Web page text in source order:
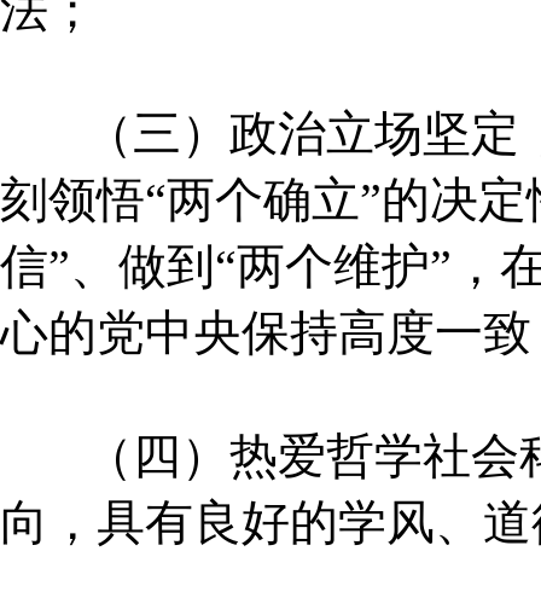
（三）政治立场坚定
刻领悟“两个确立”的决
信”、做到“两个维护”，
心的党中央保持高度一
（四）热爱哲学社会
向，具有良好的学风、